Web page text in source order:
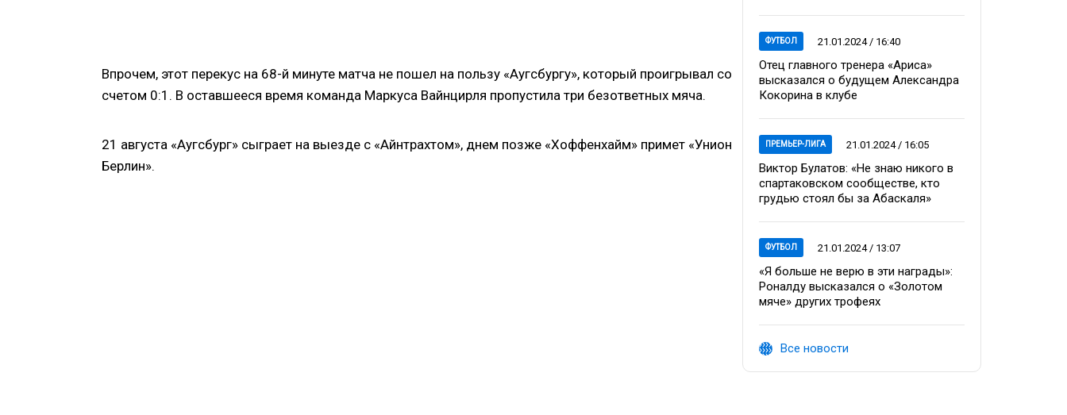
Впрочем, этот перекус на 68-й минуте матча не пошел на пользу «Аугсбургу», который проигрывал со
счетом 0:1. В оставшееся время команда Маркуса Вайнцирля пропустила три безответных мяча.
21 августа «Аугсбург» сыграет на выезде с «Айнтрахтом», днем позже «Хоффенхайм» примет «Унион
Берлин».
ФУТБОЛ 21.01.2024 / 16:40
Отец главного тренера «Ариса»
высказался о будущем Александра
Кокорина в клубе
ПРЕМЬЕР-ЛИГА 21.01.2024 / 16:05
Виктор Булатов: «Не знаю никого в
спартаковском сообществе, кто
грудью стоял бы за Абаскаля»
ФУТБОЛ 21.01.2024 / 13:07
«Я больше не верю в эти награды»:
Роналду высказался о «Золотом
мяче» других трофеях
Все новости